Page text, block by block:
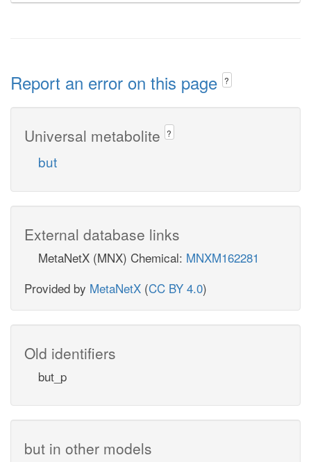
Report an error on this page ?
Universal metabolite ?
but
External database links
MetaNetX (MNX) Chemical: MNXM162281
Provided by MetaNetX (CC BY 4.0)
Old identifiers
but_p
but in other models